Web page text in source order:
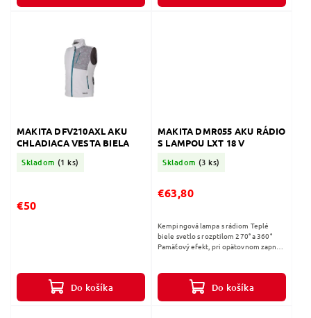
MAKITA DFV210AXL AKU
CHLADIACA VESTA BIELA
Skladom (1 ks)
€50
Do košíka
MAKITA DMR055 AKU RÁDIO
S LAMPOU LXT 18 V
Skladom (3 ks)
€63,80
Do košíka
Kempingová lampa s rádiom Teplé
biele svetlo s rozptilom 270° a 360°
Pamäťový efekt, pri opätovnom zapnutí